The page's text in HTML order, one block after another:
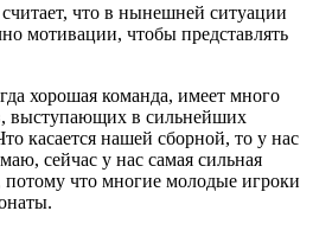
что в нынешней ситуации
мотивации, чтобы представлять
хорошая команда, имеет много
выступающих в сильнейших
касается нашей сборной, то у нас
сейчас у нас самая сильная
потому что многие молодые игроки